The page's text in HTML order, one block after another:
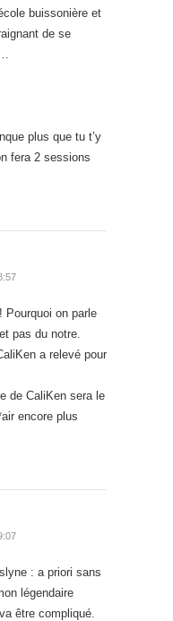
buissonière et
de se
plus que tu t’y
fera 2 sessions
Pourquoi on parle
pas du notre.
a relevé pour
de CaliKen sera le
encore plus
: a priori sans
légendaire
être compliqué.